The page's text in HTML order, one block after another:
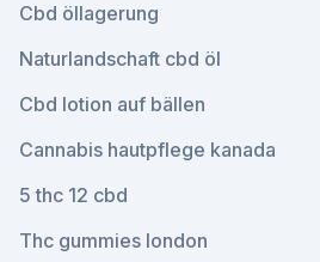
Cbd öllagerung
Naturlandschaft cbd öl
Cbd lotion auf bällen
Cannabis hautpflege kanada
5 thc 12 cbd
Thc gummies london